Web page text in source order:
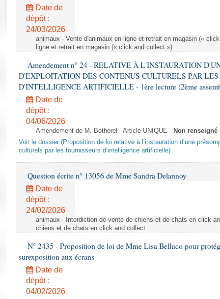
Rapports législatifs
Rapports sur l'application des lois
Baromètre de l’application des lois
Dossiers législatifs
Budget et sécurité sociale
Questions écrites et orales
Comptes rendus des débats
Date de
dépôt :
24/03/2026
animaux - Vente d'animaux en ligne et retrait en magasin («
ligne et retrait en magasin (« click and collect »)
Amendement n° 24 - RELATIVE À L'INSTAURATION
D'EXPLOITATION DES CONTENUS CULTURELS PAR LES
D'INTELLIGENCE ARTIFICIELLE - 1ère lecture (2ème
Date de
dépôt :
04/06/2026
Amendement de M. Bothorel - Article UNIQUE - Non renseigné
Voir le dossier (Proposition de loi relative à l’instauration d’une
culturels par les fournisseurs d’intelligence artificielle)
Question écrite n° 13056 de Mme Sandra Delannoy
Date de
dépôt :
24/02/2026
animaux - Interdiction de vente de chiens et de chats en click
chiens et de chats en click and collect
N° 2435 - Proposition de loi de Mme Lisa Belluco pour
surexposition aux écrans
Date de
dépôt :
04/02/2026